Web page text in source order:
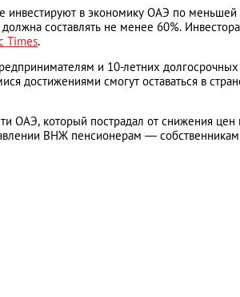
инвестируют в экономику ОАЭ по
составлять не менее 60%.
Times.
и 10-летних
достижениями смогут оставаться в
ОАЭ, который пострадал от снижения
ВНЖ пенсионерам ―